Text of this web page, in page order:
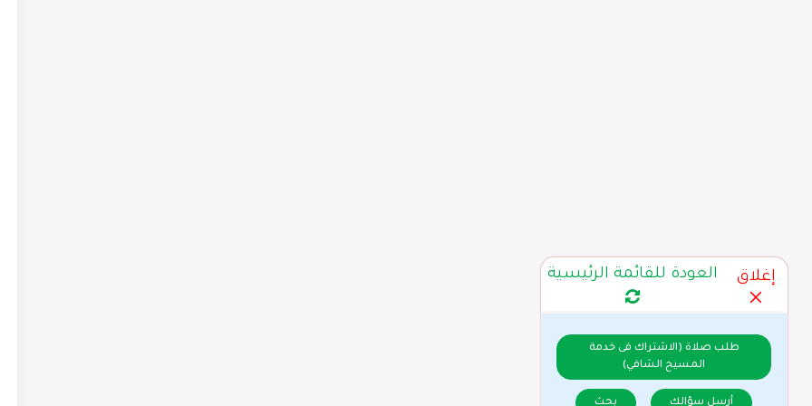
إغلاق العودة للقائمة الرئيسية
طلب صلاة (الاشتراك فى خدمة
المسيح الشافي)
أرسل سؤالك بحث